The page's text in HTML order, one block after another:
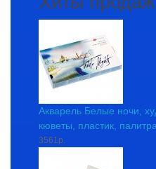
Акварель Белые ночи,
кюветы, пластик, палитра
3561р.